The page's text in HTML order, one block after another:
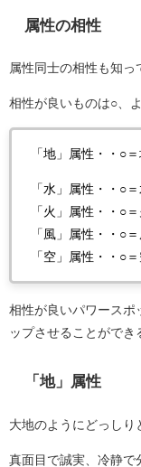
属性の相性
属性同士の相性も知っ
相性が良いものは○、
「地」属性・・○
「水」属性・・○
「火」属性・・○
「風」属性・・○
「空」属性・・○
相性が良いパワースポ
ップさせることができ
「地」属性
大地のようにどっしり
真面目で誠実、冷静で